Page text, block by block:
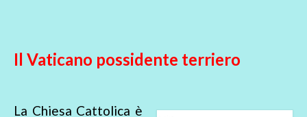
Il Vaticano possidente terriero
La Chiesa Cattolica è